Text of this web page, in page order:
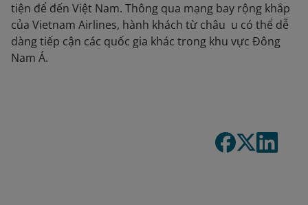
tiện để đến Việt Nam. Thông qua mạng bay rộng khắp
của Vietnam Airlines, hành khách từ châu u có thể dễ
dàng tiếp cận các quốc gia khác trong khu vực Đông
Nam Á.